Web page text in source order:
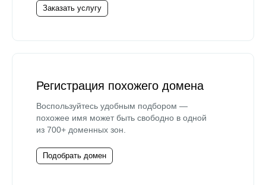
Заказать услугу
Регистрация похожего домена
Воспользуйтесь удобным подбором —
похожее имя может быть свободно в одной
из 700+ доменных зон.
Подобрать домен